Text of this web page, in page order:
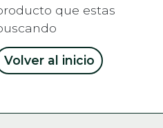
que estas
Volver al inicio